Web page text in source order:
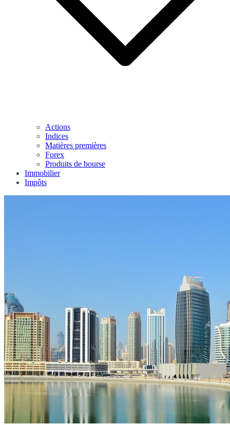
Actions
Indices
Matières premières
Forex
Produits de bourse
Immobilier
Impôts